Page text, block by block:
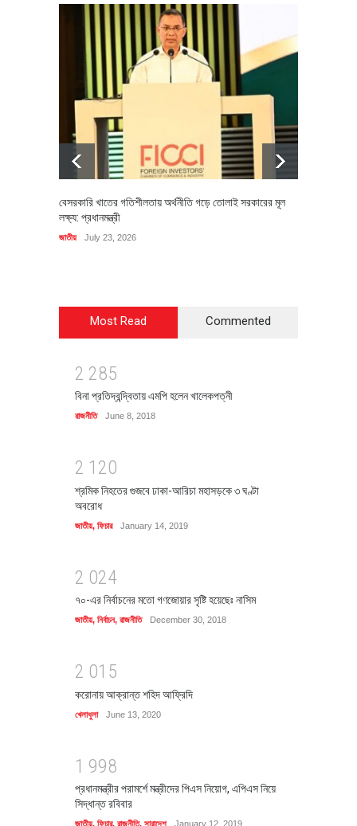
বেসরকারি খাতের গতিশীলতায় অর্থনীতি গড়ে তোলাই সরকারের মূল
লক্ষ্য: প্রধানমন্ত্রী
জাতীয় July 23, 2026
Most Read Commented
2 285
বিনা প্রতিদ্বন্দ্বিতায় এমপি হলেন খালেকপত্নী
রাজনীতি June 8, 2018
2 1 20
শ্রমিক নিহতের গুজবে ঢাকা-আরিচা মহাসড়কে ৩ ঘণ্টা
অবরোধ
জাতীয়, ফিচার January 14, 2019
2 024
৭০-এর নির্বাচনের মতো গণজোয়ার সৃষ্টি হয়েছেঃ নাসিম
জাতীয়, নির্বাচন, রাজনীতি December 30, 2018
2 01 5
করোনায় আক্রান্ত শহিদ আফ্রিদি
খেলাধুলা June 13, 2020
1 998
প্রধানমন্ত্রীর পরামর্শে মন্ত্রীদের পিএস নিয়োগ, এপিএস নিয়ে
সিদ্ধান্ত রবিবার
জাতীয়, ফিচার, রাজনীতি, সারাদেশ January 12, 2019